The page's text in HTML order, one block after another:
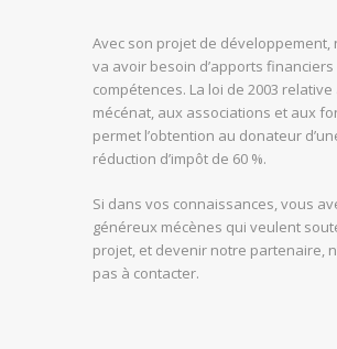
Avec son projet de développement,
va avoir besoin d’apports
compétences. La loi de 2003 relative
mécénat, aux associations et aux
permet l’obtention au donateur
réduction d’impôt de 60 %.
Si dans vos connaissances, vous
généreux mécènes qui veulent
projet, et devenir notre partenaire,
pas à contacter.